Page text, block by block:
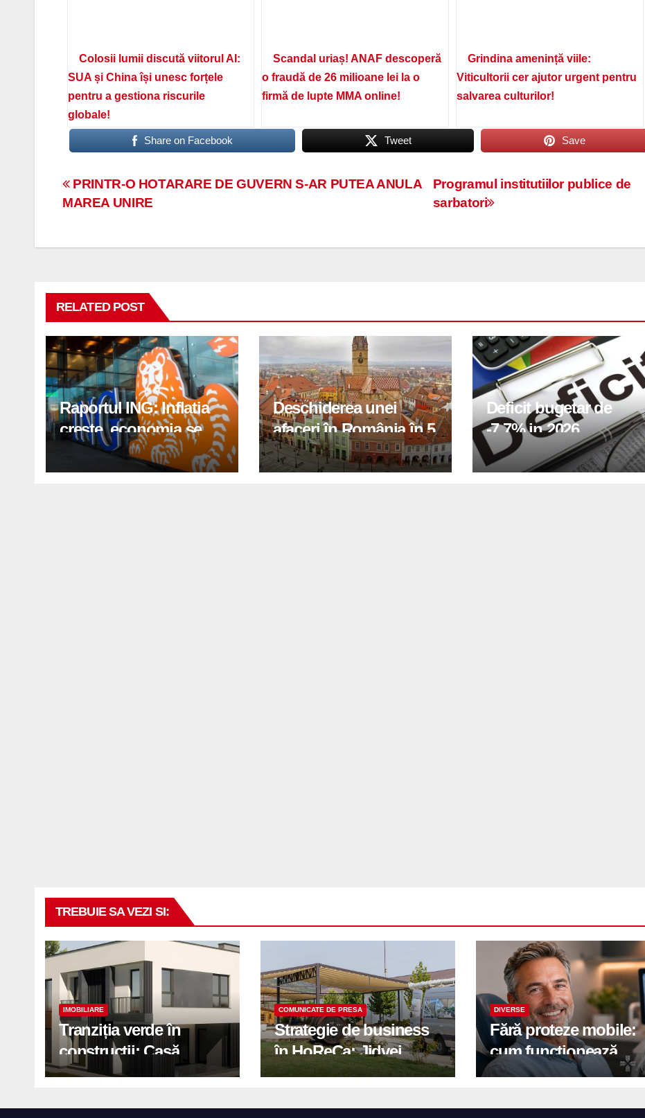
Colosii lumii discută viitorul AI:
SUA și China își unesc forțele
pentru a gestiona riscurile
globale!
Scandal uriaș! ANAF descoperă
o fraudă de 26 milioane lei la o
firmă de lupte MMA online!
Grindina amenință viile:
Viticultorii cer ajutor urgent pentru
salvarea culturilor!
Share on Facebook Tweet Save
Navigare
articole
Programul institutiilor publice de
sarbatori
PRINTR-O HOTARARE DE GUVERN S-AR PUTEA ANULA
MAREA UNIRE
RELATED POST
Raportul ING: Inflatia
creste, economia se
indreapta spre crestere
in a doua jumatate a
Deschiderea unei
afaceri în România în 5
pași
Deficit bugetar de
-7,7% in 2026,
obiectivul pentru 2026
fiind de 6%
TREBUIE SA VEZI SI:
IMOBILIARE
Tranziția verde în
construcții: Casă
modernă cu structură
COMUNICATE DE PRESA
Strategie de business
în HoReCa: Jidvei
transformă terasele în
DIVERSE
Fără proteze mobile:
cum funcționează
reabilitarea completă